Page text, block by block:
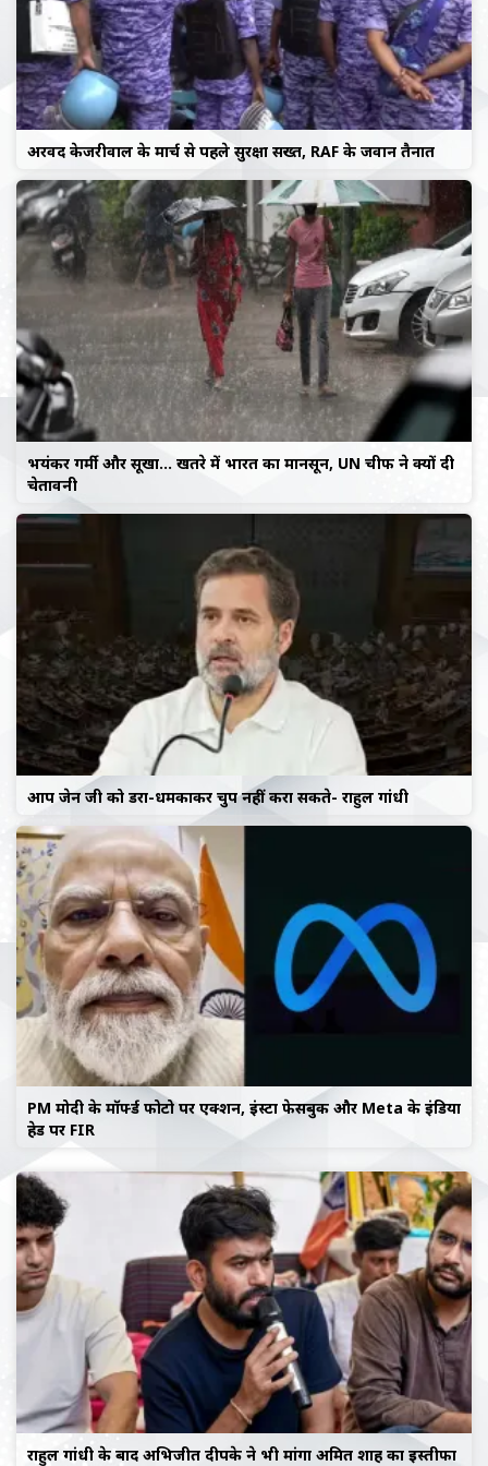
अरविंद केजरीवाल के मार्च से पहले सुरक्षा सख्त, RAF के जवान तैनात
भयंकर गर्मी और सूखा… खतरे में भारत का मानसून, UN चीफ ने क्यों दी
चेतावनी
आप जेन जी को डरा-धमकाकर चुप नहीं करा सकते- राहुल गांधी
PM मोदी के मॉर्फ्ड फोटो पर एक्शन, इंस्टा फेसबुक और Meta के इंडिया
हेड पर FIR
राहुल गांधी के बाद अभिजीत दीपके ने भी मांगा अमित शाह का इस्तीफा